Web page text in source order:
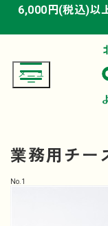
6,000円(税込)以
6,000円(税込)以
6,000円(税込)以
業務用チー
No. 1